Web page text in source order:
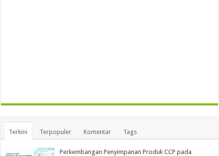
Terkini Terpopuler Komentar Tags
Perkembangan Penyimpanan Produk CCP pada